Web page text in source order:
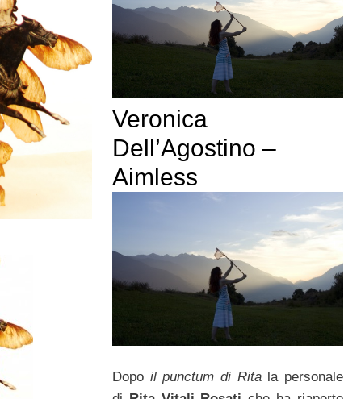
Veronica
Dell’Agostino –
Aimless
Dopo il punctum di Rita la personale